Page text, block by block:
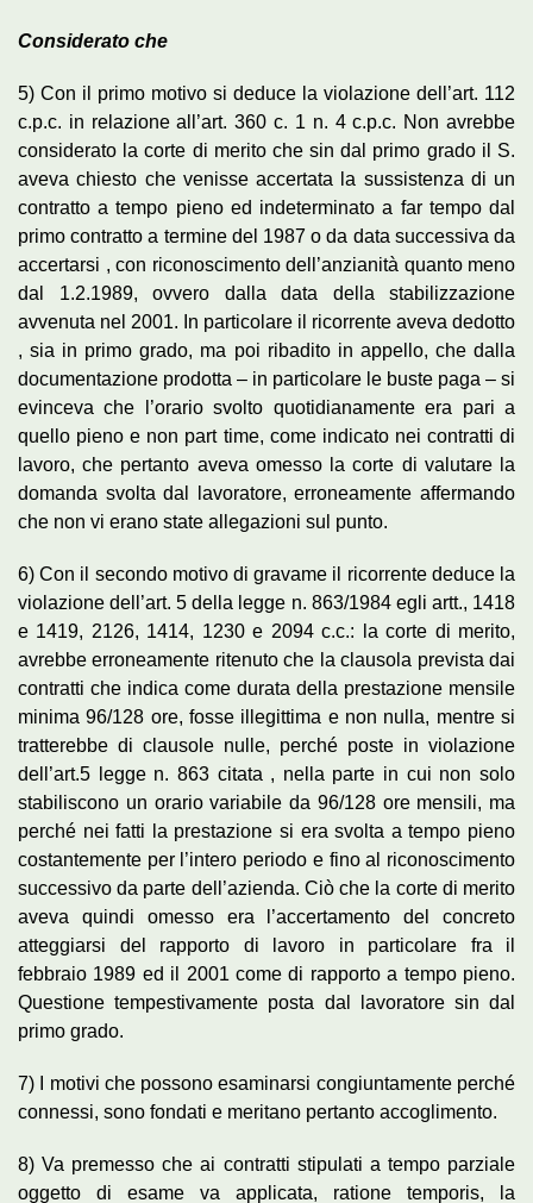
Considerato che
5) Con il primo motivo si deduce la violazione dell’art. 112
c.p.c. in relazione all’art. 360 c. 1 n. 4 c.p.c. Non avrebbe
considerato la corte di merito che sin dal primo grado il S.
aveva chiesto che venisse accertata la sussistenza di un
contratto a tempo pieno ed indeterminato a far tempo dal
primo contratto a termine del 1987 o da data successiva da
accertarsi , con riconoscimento dell’anzianità quanto meno
dal 1.2.1989, ovvero dalla data della stabilizzazione
avvenuta nel 2001. In particolare il ricorrente aveva dedotto
, sia in primo grado, ma poi ribadito in appello, che dalla
documentazione prodotta – in particolare le buste paga – si
evinceva che l’orario svolto quotidianamente era pari a
quello pieno e non part time, come indicato nei contratti di
lavoro, che pertanto aveva omesso la corte di valutare la
domanda svolta dal lavoratore, erroneamente affermando
che non vi erano state allegazioni sul punto.
6) Con il secondo motivo di gravame il ricorrente deduce la
violazione dell’art. 5 della legge n. 863/1984 egli artt., 1418
e 1419, 2126, 1414, 1230 e 2094 c.c.: la corte di merito,
avrebbe erroneamente ritenuto che la clausola prevista dai
contratti che indica come durata della prestazione mensile
minima 96/128 ore, fosse illegittima e non nulla, mentre si
tratterebbe di clausole nulle, perché poste in violazione
dell’art.5 legge n. 863 citata , nella parte in cui non solo
stabiliscono un orario variabile da 96/128 ore mensili, ma
perché nei fatti la prestazione si era svolta a tempo pieno
costantemente per l’intero periodo e fino al riconoscimento
successivo da parte dell’azienda. Ciò che la corte di merito
aveva quindi omesso era l’accertamento del concreto
atteggiarsi del rapporto di lavoro in particolare fra il
febbraio 1989 ed il 2001 come di rapporto a tempo pieno.
Questione tempestivamente posta dal lavoratore sin dal
primo grado.
7) I motivi che possono esaminarsi congiuntamente perché
connessi, sono fondati e meritano pertanto accoglimento.
8) Va premesso che ai contratti stipulati a tempo parziale
oggetto di esame va applicata, ratione temporis, la